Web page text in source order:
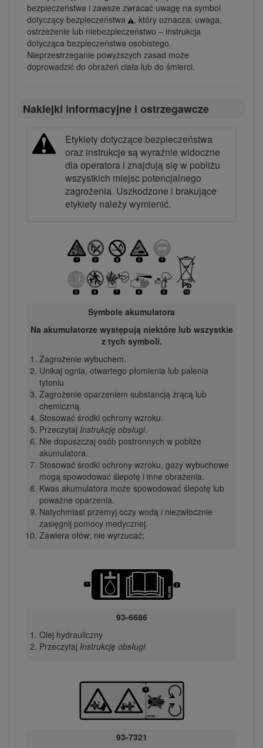
bezpieczeństwa i zawsze zwracać uwagę na symbol
dotyczący bezpieczeństwa
, który oznacza: uwaga,
ostrzeżenie lub niebezpieczeństwo – instrukcja
dotycząca bezpieczeństwa osobistego.
Nieprzestrzeganie powyższych zasad może
doprowadzić do obrażeń ciała lub do śmierci.
Naklejki informacyjne i ostrzegawcze
Etykiety dotyczące bezpieczeństwa
oraz instrukcje są wyraźnie widoczne
dla operatora i znajdują się w pobliżu
wszystkich miejsc potencjalnego
zagrożenia. Uszkodzone i brakujące
etykiety należy wymienić.
Symbole akumulatora
Na akumulatorze występują niektóre lub wszystkie
z tych symboli.
Zagrożenie wybuchem.
Unikaj ognia, otwartego płomienia lub palenia
tytoniu
Zagrożenie oparzeniem substancją żrącą lub
chemiczną.
Stosować środki ochrony wzroku.
Przeczytaj Instrukcję obsługi.
Nie dopuszczaj osób postronnych w pobliże
akumulatora.
Stosować środki ochrony wzroku, gazy wybuchowe
mogą spowodować ślepotę i inne obrażenia.
Kwas akumulatora może spowodować ślepotę lub
poważne oparzenia.
Natychmiast przemyj oczy wodą i niezwłocznie
zasięgnij pomocy medycznej.
Zawiera ołów; nie wyrzucać;
93-6686
Olej hydrauliczny
Przeczytaj Instrukcję obsługi.
93-7321